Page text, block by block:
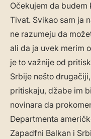
Očekujem da
Tivat. Svikao sam ja
ne razumeju da
ali da ja uvek merim
je to važnije od
Srbije nešto
pritiskaju, džabe im
novinara da
Departmenta
Zapadfni Balkan i